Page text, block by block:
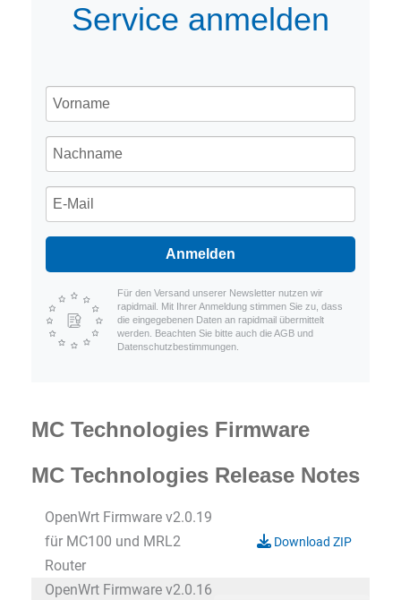
Service anmelden
Anmelden
Für den Versand unserer Newsletter nutzen wir
rapidmail. Mit Ihrer Anmeldung stimmen Sie zu, dass
die eingegebenen Daten an rapidmail übermittelt
werden. Beachten Sie bitte auch die AGB und
Datenschutzbestimmungen.
MC Technologies Firmware
MC Technologies Release Notes
OpenWrt Firmware v2.0.19
für MC100 und MRL2
Router
Download ZIP
OpenWrt Firmware v2.0.16